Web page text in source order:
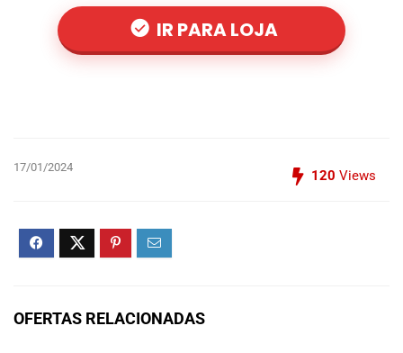
IR PARA LOJA
17/01/2024
120 Views
OFERTAS RELACIONADAS